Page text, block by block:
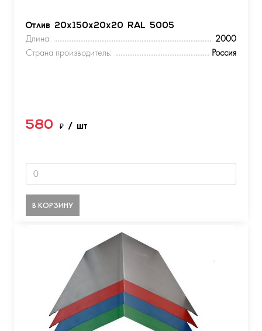
Отлив 20х150х20х20 RAL 5005
Длина:
2000
Страна производитель:
Россия
580 ₽ / шт
В КОРЗИНУ